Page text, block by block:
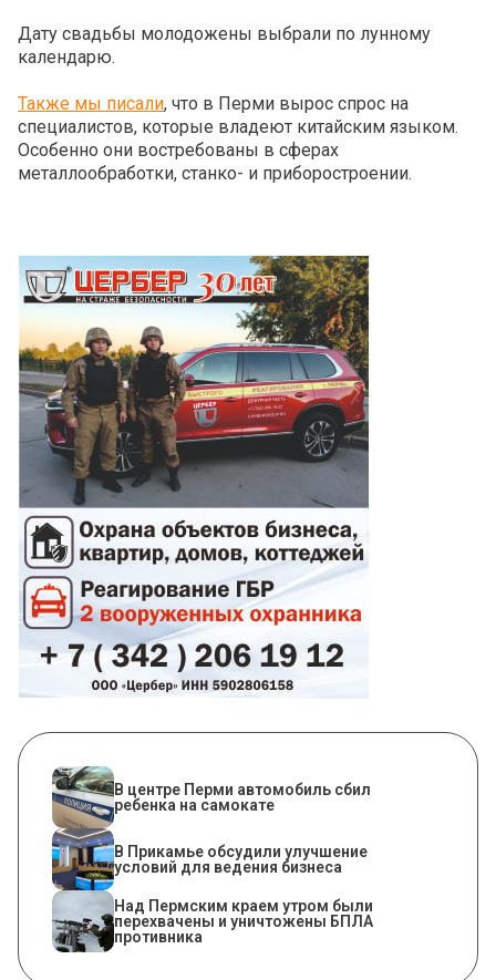
Дату свадьбы молодожены выбрали по лунному
календарю.
Также мы писали, что в Перми вырос спрос на
специалистов, которые владеют китайским языком.
Особенно они востребованы в сферах
металлообработки, станко- и приборостроении.
В центре Перми автомобиль сбил
ребенка на самокате
В Прикамье обсудили улучшение
условий для ведения бизнеса
Над Пермским краем утром были
перехвачены и уничтожены БПЛА
противника